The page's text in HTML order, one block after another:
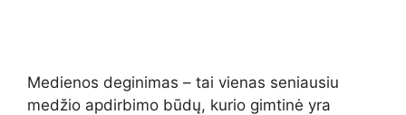
Medienos deginimas – tai vienas seniausiu
medžio apdirbimo būdų, kurio gimtinė yra